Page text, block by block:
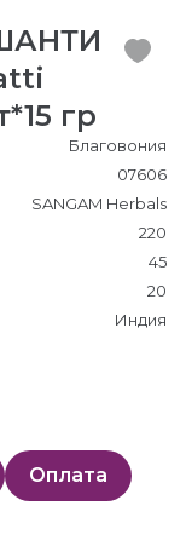
гр
Благовония
07606
SANGAM Herbals
220
45
20
Индия
Оплата